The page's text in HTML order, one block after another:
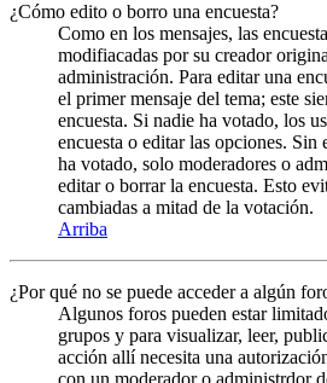
¿Cómo edito o borro una encuesta?
Como en los mensajes, las
modifiacadas por su creador
administración. Para editar una
el primer mensaje del tema; este
encuesta. Si nadie ha votado, los
encuesta o editar las opciones.
ha votado, solo moderadores o
editar o borrar la encuesta. Esto
cambiadas a mitad de la votación.
Arriba
¿Por qué no se puede acceder a algún
Algunos foros pueden estar
grupos y para visualizar, leer,
acción allí necesita una